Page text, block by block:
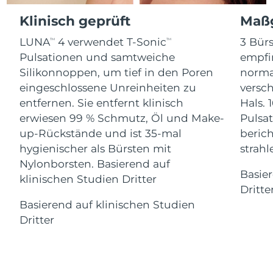
Klinisch geprüft
LUNATM 4 verwendet T-SonicTM
Pulsationen und samtweiche
Silikonnoppen, um tief in den Poren
eingeschlossene Unreinheiten zu
entfernen. Sie entfernt klinisch
erwiesen 99 % Schmutz, Öl und Make-
up-Rückstände und ist 35-mal
hygienischer als Bürsten mit
Nylonborsten. Basierend auf
klinischen Studien Dritter
Basierend auf klinischen Studien
Dritter
3
Hals.
For healthy hair
Kosmetik
Kaufe alles
FOREO APP
ÜBER
Gibraltar
12/08/2026
Griechenland
Erwartete Lieferung
08/08/2026
Sonderverwaltungsregion
Hongkong
Erwartete Lieferung
09/08/2026
Ungarn
Erwartete Lieferung
08/08/2026
Island
09/08/2026
Indonesien
Erwartete Lieferung